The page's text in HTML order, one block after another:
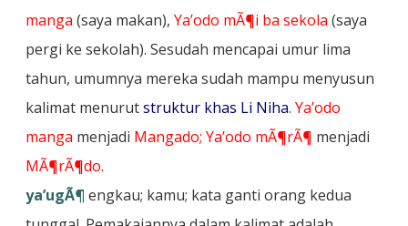
manga (saya makan), Ya’odo mÃ¶i ba sekola (saya
pergi ke sekolah). Sesudah mencapai umur lima
tahun, umumnya mereka sudah mampu menyusun
kalimat menurutstruktur khas Li Niha. Ya’odo
manga menjadi Mangado; Ya’odo mÃ¶rÃ¶ menjadi
MÃ¶rÃ¶do.
ya’ugÃ¶ engkau; kamu; kata ganti orang kedua